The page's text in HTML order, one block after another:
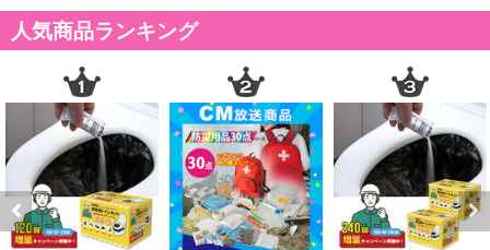
禁じます。
転売等、目的以外での利用が確認された場合は、サービス利用を停
止させていただきます。
発送日カレンダー
人気商品ランキング
Previous Next